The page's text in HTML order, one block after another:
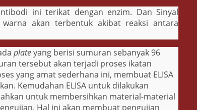
ini terikat dengan enzim. Dan Sinyal
akan terbentuk akibat reaksi antara
plateyang berisi sumuran sebanyak 96
tersebut akan terjadi proses ikatan
yang amat sederhana ini, membuat ELISA
Kemudahan ELISA untuk dilakukan
untuk membersihkan material-material
Hal ini akan membuat pengujian